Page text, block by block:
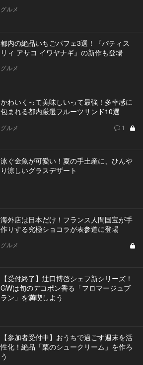
グルメ
都内の絶品いちごパフェ3選！『パティス
リィ アサコ イワヤナギ』の新作も登場
グルメ
かわいくって美味しいって最強！多幸感に
包まれる都内厳選フルーツサンド10選
グルメ 1
泳ぐ金魚が可愛い！夏の手土産に、ひんや
り涼しいグラスデザート
海外店は日本だけ！フランス人間国宝が手
作りする究極ショコラが表参道に登場
グルメ
【受付終了】辻󠄀口博啓シェフ新シリーズ！
GWは旬のデコポン香る「フロマージュブ
ラン」を満喫しよう
【参加者受付中】おうちで過ごす週末を活
性化！絶品「栗のシュークリーム」を作ろ
う